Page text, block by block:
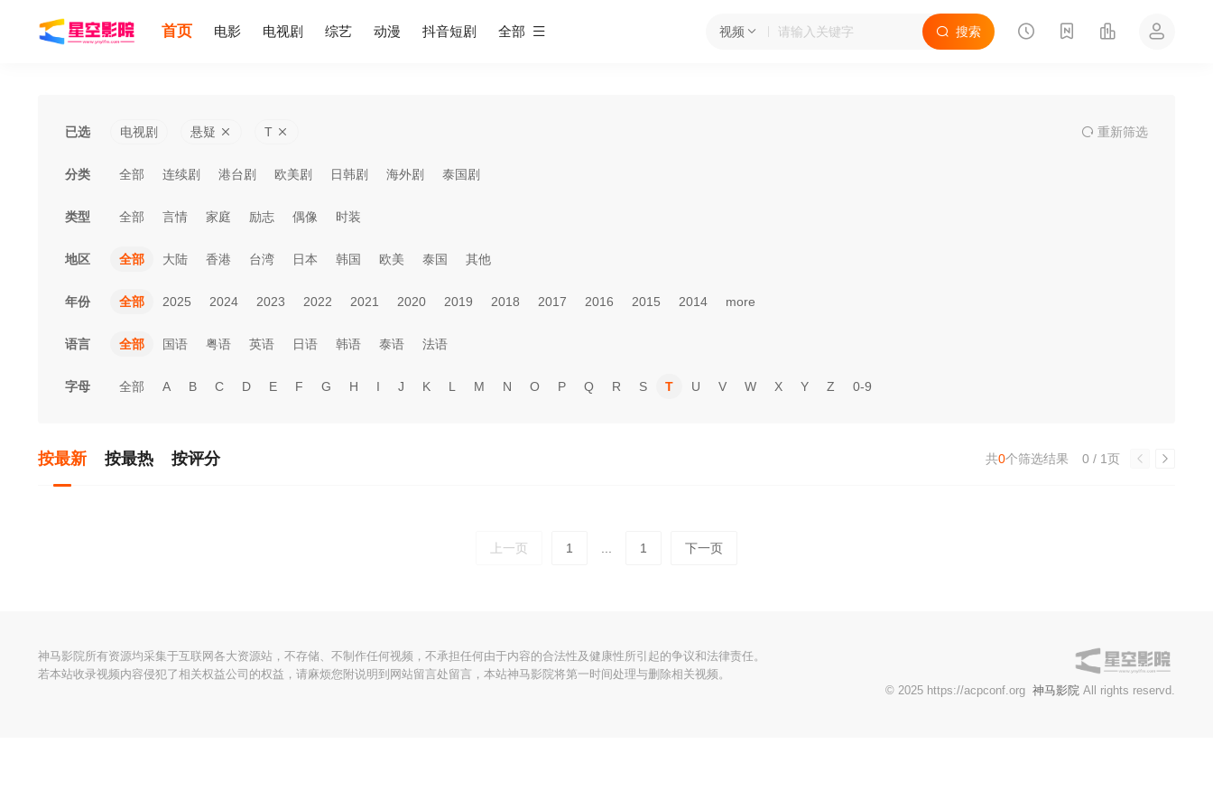
视频 搜索
首页 电影 电视剧 综艺 动漫 抖音短剧 全部
已选 电视剧 悬疑 T 重新筛选
分类 全部 连续剧 港台剧 欧美剧 日韩剧 海外剧 泰国剧
类型 全部 言情 家庭 励志 偶像 时装
地区 全部 大陆 香港 台湾 日本 韩国 欧美 泰国 其他
年份 全部 2025 2024 2023 2022 2021 2020 2019 2018 2017 2016 2015 2014 more
语言 全部 国语 粤语 英语 日语 韩语 泰语 法语
字母 全部 A B C D E F G H I J K L M N O P Q R S T U V W X Y Z 0-9
按最新 按最热 按评分 0 / 1页
共0个筛选结果
上一页 1 1 下一页
神马影院所有资源均采集于互联网各大资源站，不存储、不制作任何视频，不承担任何由于内容的合法性及健康性所引起的争议和法律责任。
若本站收录视频内容侵犯了相关权益公司的权益，请麻烦您附说明到网站留言处留言，本站神马影院将第一时间处理与删除相关视频。
© 2025 https://acpconf.org 神马影院All rights reservd.